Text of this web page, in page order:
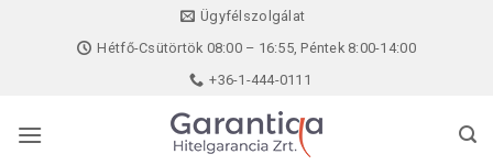
Ügyfélszolgálat
Hétfő-Csütörtök 08:00 – 16:55, Péntek 8:00-14:00
+36-1-444-0111